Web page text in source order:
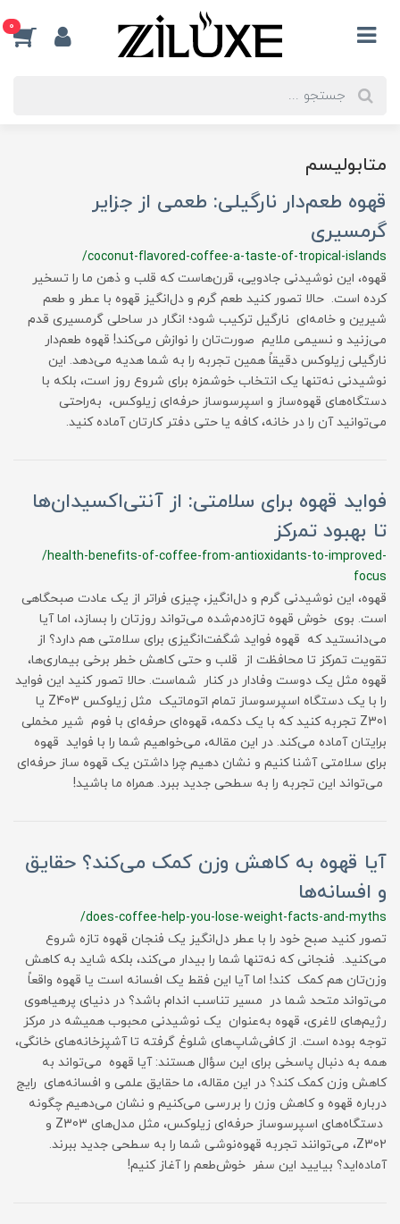
0
متابولیسم
قهوه طعم‌دار نارگیلی: طعمی از جزایر
گرمسیری
/coconut-flavored-coffee-a-taste-of-tropical-islands
قهوه، این نوشیدنی جادویی، قرن‌هاست که قلب و ذهن ما را تسخیر
کرده است. حالا تصور کنید طعم گرم و دل‌انگیز قهوه با عطر و طعم
شیرین و خامه‌ای نارگیل ترکیب شود؛ انگار در ساحلی گرمسیری قدم
می‌زنید و نسیمی ملایم صورت‌تان را نوازش می‌کند! قهوه طعم‌دار
نارگیلی زیلوکس دقیقاً همین تجربه را به شما هدیه می‌دهد. این
نوشیدنی نه‌تنها یک انتخاب خوشمزه برای شروع روز است، بلکه با
دستگاه‌های قهوه‌ساز و اسپرسوساز حرفه‌ای زیلوکس، به‌راحتی
می‌توانید آن را در خانه، کافه یا حتی دفتر کارتان آماده کنید.
فواید قهوه برای سلامتی: از آنتی‌اکسیدان‌ها
تا بهبود تمرکز
/health-benefits-of-coffee-from-antioxidants-to-improved-
focus
قهوه، این نوشیدنی گرم و دل‌انگیز، چیزی فراتر از یک عادت صبحگاهی
است. بوی خوش قهوه تازه‌دم‌شده می‌تواند روزتان را بسازد، اما آیا
می‌دانستید که قهوه فواید شگفت‌انگیزی برای سلامتی هم دارد؟ از
تقویت تمرکز تا محافظت از قلب و حتی کاهش خطر برخی بیماری‌ها،
قهوه مثل یک دوست وفادار در کنار شماست. حالا تصور کنید این فواید
را با یک دستگاه اسپرسوساز تمام اتوماتیک مثل زیلوکس Z403 یا
Z301 تجربه کنید که با یک دکمه، قهوه‌ای حرفه‌ای با فوم شیر مخملی
برایتان آماده می‌کند. در این مقاله، می‌خواهیم شما را با فواید قهوه
برای سلامتی آشنا کنیم و نشان دهیم چرا داشتن یک قهوه ساز حرفه‌ای
می‌تواند این تجربه را به سطحی جدید ببرد. همراه ما باشید!
آیا قهوه به کاهش وزن کمک می‌کند؟ حقایق
و افسانه‌ها
/does-coffee-help-you-lose-weight-facts-and-myths
تصور کنید صبح خود را با عطر دل‌انگیز یک فنجان قهوه تازه شروع
می‌کنید. فنجانی که نه‌تنها شما را بیدار می‌کند، بلکه شاید به کاهش
وزن‌تان هم کمک کند! اما آیا این فقط یک افسانه است یا قهوه واقعاً
می‌تواند متحد شما در مسیر تناسب اندام باشد؟ در دنیای پرهیاهوی
رژیم‌های لاغری، قهوه به‌عنوان یک نوشیدنی محبوب همیشه در مرکز
توجه بوده است. از کافی‌شاپ‌های شلوغ گرفته تا آشپزخانه‌های خانگی،
همه به دنبال پاسخی برای این سؤال هستند: آیا قهوه می‌تواند به
کاهش وزن کمک کند؟ در این مقاله، ما حقایق علمی و افسانه‌های رایج
درباره قهوه و کاهش وزن را بررسی می‌کنیم و نشان می‌دهیم چگونه
دستگاه‌های اسپرسوساز حرفه‌ای زیلوکس، مثل مدل‌های Z303 و
Z302، می‌توانند تجربه قهوه‌نوشی شما را به سطحی جدید ببرند.
آماده‌اید؟ بیایید این سفر خوش‌طعم را آغاز کنیم!